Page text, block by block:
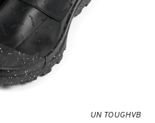
UN TOUGHVB